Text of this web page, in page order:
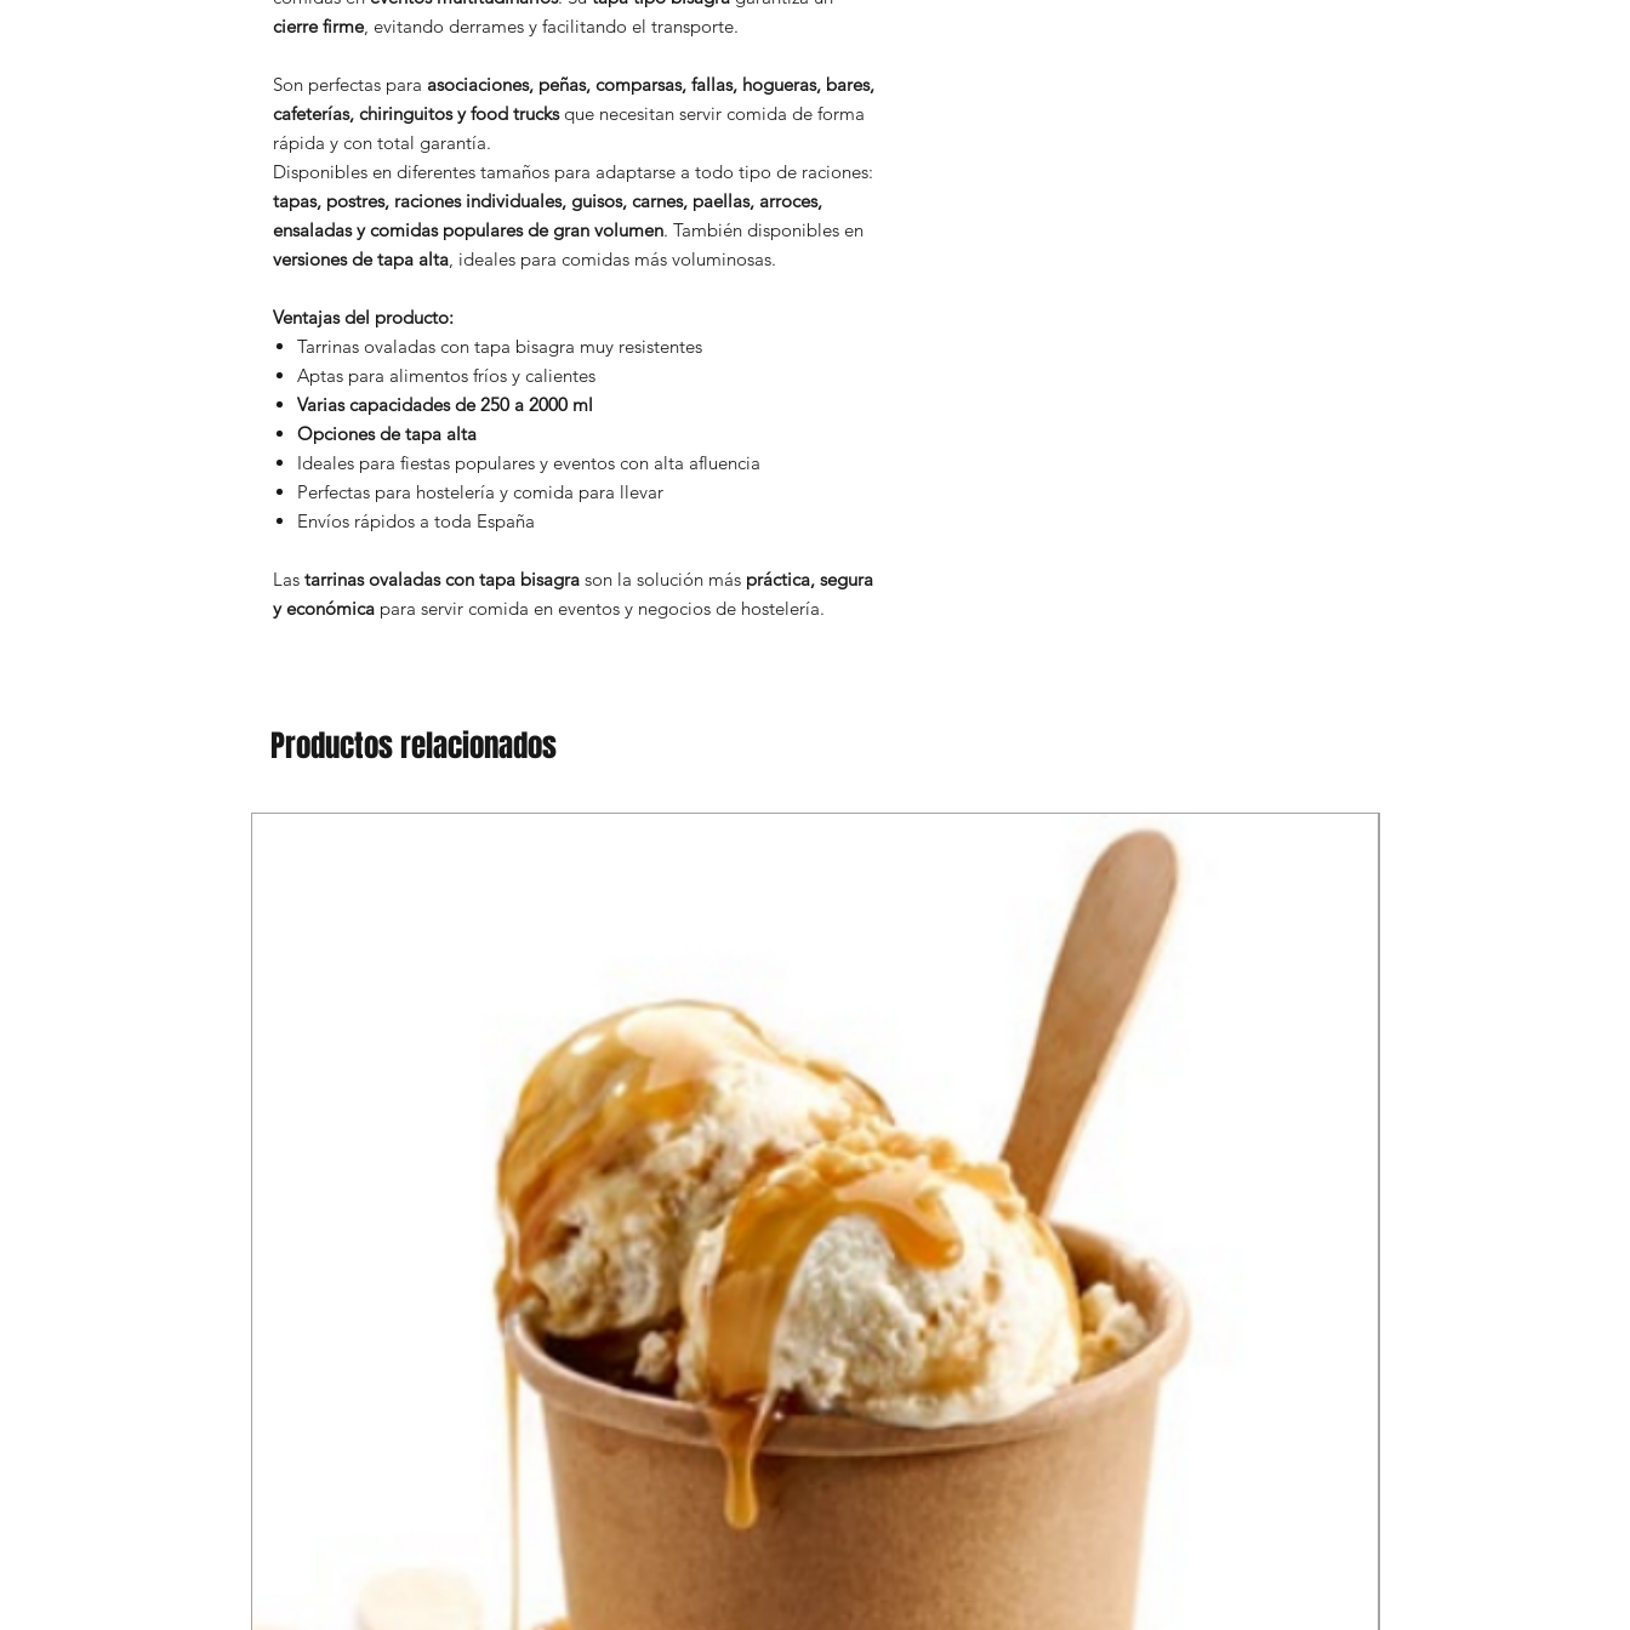
cierre firme, evitando derrames y facilitando el transporte.
Son perfectas para asociaciones, peñas, comparsas, fallas, hogueras, bares,
cafeterías, chiringuitos y food trucksque necesitan servir comida de forma
rápida y con total garantía.
Disponibles en diferentes tamaños para adaptarse a todo tipo de raciones:
tapas, postres, raciones individuales, guisos, carnes, paellas, arroces,
ensaladas y comidas populares de gran volumen. También disponibles en
versiones de tapa alta, ideales para comidas más voluminosas.
Ventajas del producto:
Tarrinas ovaladas con tapa bisagra muy resistentes
Aptas para alimentos fríos y calientes
Varias capacidades de 250 a 2000 ml
Opciones de tapa alta
Ideales para fiestas populares y eventos con alta afluencia
Perfectas para hostelería y comida para llevar
Envíos rápidos a toda España
Las tarrinas ovaladas con tapa bisagra son la solución más práctica, segura
y económica para servir comida en eventos y negocios de hostelería.
Productos relacionados